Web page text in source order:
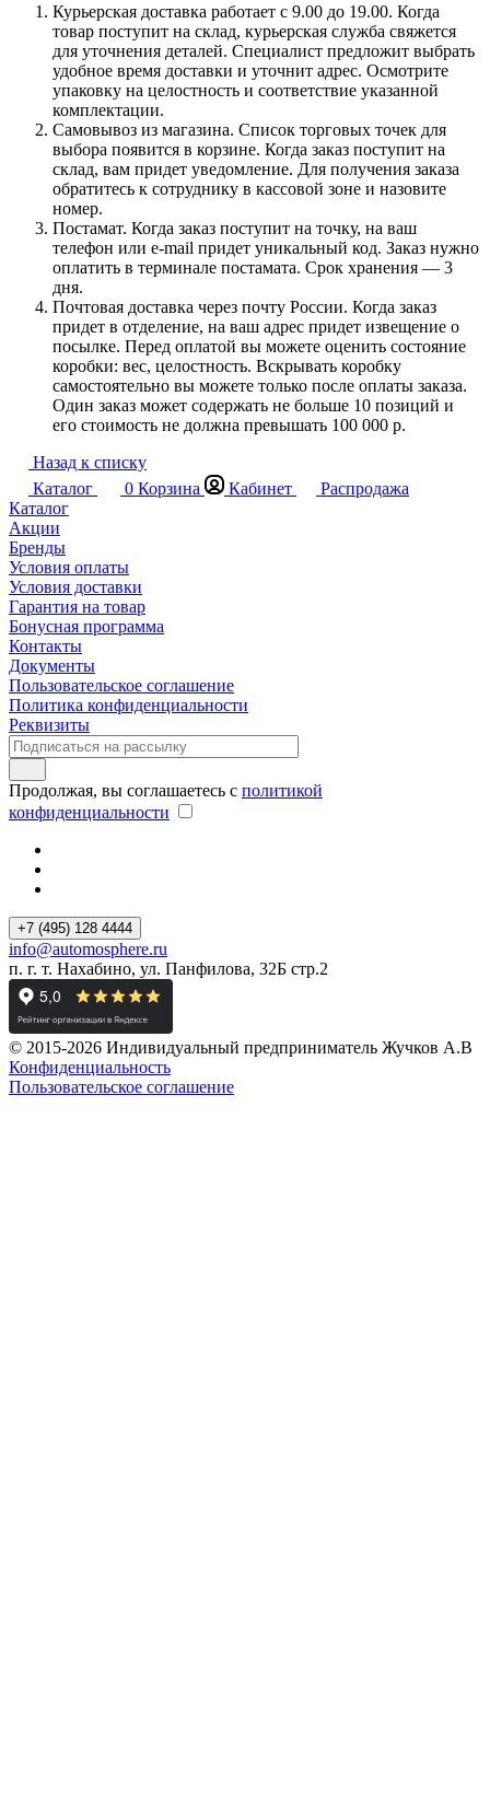
Курьерская доставка работает с 9.00 до 19.00. Когда
товар поступит на склад, курьерская служба свяжется
для уточнения деталей. Специалист предложит выбрать
удобное время доставки и уточнит адрес. Осмотрите
упаковку на целостность и соответствие указанной
комплектации.
Самовывоз из магазина. Список торговых точек для
выбора появится в корзине. Когда заказ поступит на
склад, вам придет уведомление. Для получения заказа
обратитесь к сотруднику в кассовой зоне и назовите
номер.
Постамат. Когда заказ поступит на точку, на ваш
телефон или e-mail придет уникальный код. Заказ нужно
оплатить в терминале постамата. Срок хранения — 3
дня.
Почтовая доставка через почту России. Когда заказ
придет в отделение, на ваш адрес придет извещение о
посылке. Перед оплатой вы можете оценить состояние
коробки: вес, целостность. Вскрывать коробку
самостоятельно вы можете только после оплаты заказа.
Один заказ может содержать не больше 10 позиций и
его стоимость не должна превышать 100 000 р.
Назад к списку
Каталог
0 Корзина Кабинет
Распродажа
Каталог
Акции
Бренды
Условия оплаты
Условия доставки
Гарантия на товар
Бонусная программа
Контакты
Документы
Пользовательское соглашение
Политика конфиденциальности
Реквизиты
Продолжая, вы соглашаетесь с политикой
конфиденциальности
+7 (495) 128 4444
info@automosphere.ru
п. г. т. Нахабино, ул. Панфилова, 32Б стр.2
© 2015-2026 Индивидуальный предприниматель Жучков А.В
Конфиденциальность
Пользовательское соглашение